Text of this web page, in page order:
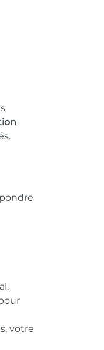
votre